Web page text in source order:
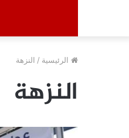
الرئيسية / النزهة
النزهة